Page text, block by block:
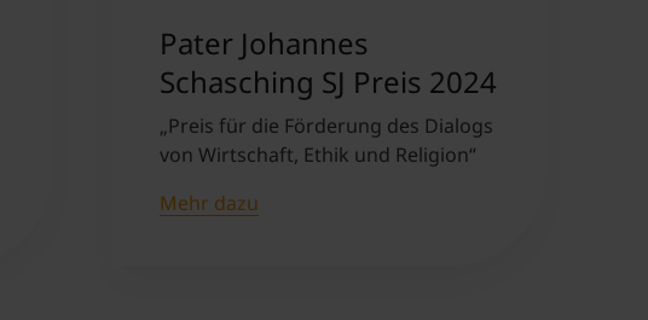
Pater Johannes
Schasching SJ Preis 2024
„Preis für die Förderung des Dialogs
von Wirtschaft, Ethik und Religion“
Mehr dazu